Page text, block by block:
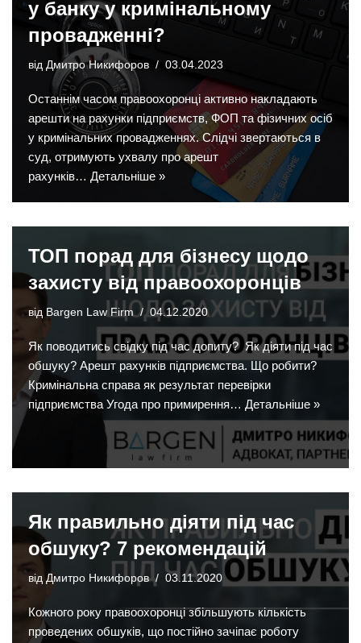
у банку у кримінальному
провадженні?
від Дмитро Никифоров 03.04.2023
Останнім часом правоохоронці активно накладають
арешти на рахунки підприємств, ФОП та фізичних осіб
у кримінальних провадженнях. Слідчі звертаються в
суд, отримують ухвалу про арешт
рахунків… Детальніше »
ТОП порад для бізнесу щодо
захисту від правоохоронців
від Bargen Law Firm 04.12.2020
Як поводитись свідку під час допиту? Як діяти під час
обшуку? Арешт рахунків підприємства. Що робити?
Кримінальна справа як результат перевірки
підприємства Угода про примирення… Детальніше »
Як правильно діяти під час
обшуку? 7 рекомендацій
від Дмитро Никифоров 03.11.2020
Кожного року правоохоронці збільшують кількість
проведених обшуків, що постійно зачіпає роботу